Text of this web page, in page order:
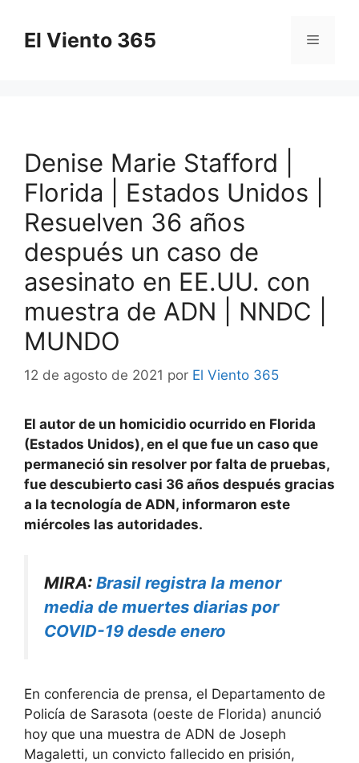
contenido
El Viento 365 Menú
Denise Marie Stafford |
Florida | Estados Unidos |
Resuelven 36 años
después un caso de
asesinato en EE.UU. con
muestra de ADN | NNDC |
MUNDO
12 de agosto de 2021 por El Viento 365
El autor de un homicidio ocurrido en Florida
(Estados Unidos), en el que fue un caso que
permaneció sin resolver por falta de pruebas,
fue descubierto casi 36 años después gracias
a la tecnología de ADN, informaron este
miércoles las autoridades.
MIRA: Brasil registra la menor
media de muertes diarias por
COVID-19 desde enero
En conferencia de prensa, el Departamento de
Policía de Sarasota (oeste de Florida) anunció
hoy que una muestra de ADN de Joseph
Magaletti, un convicto fallecido en prisión,